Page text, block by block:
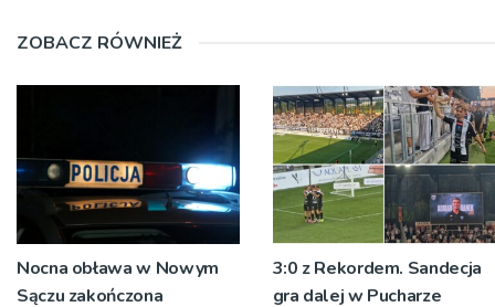
ZOBACZ RÓWNIEŻ
Nocna obława w Nowym
Sączu zakończona
3:0 z Rekordem. Sandecja
gra dalej w Pucharze